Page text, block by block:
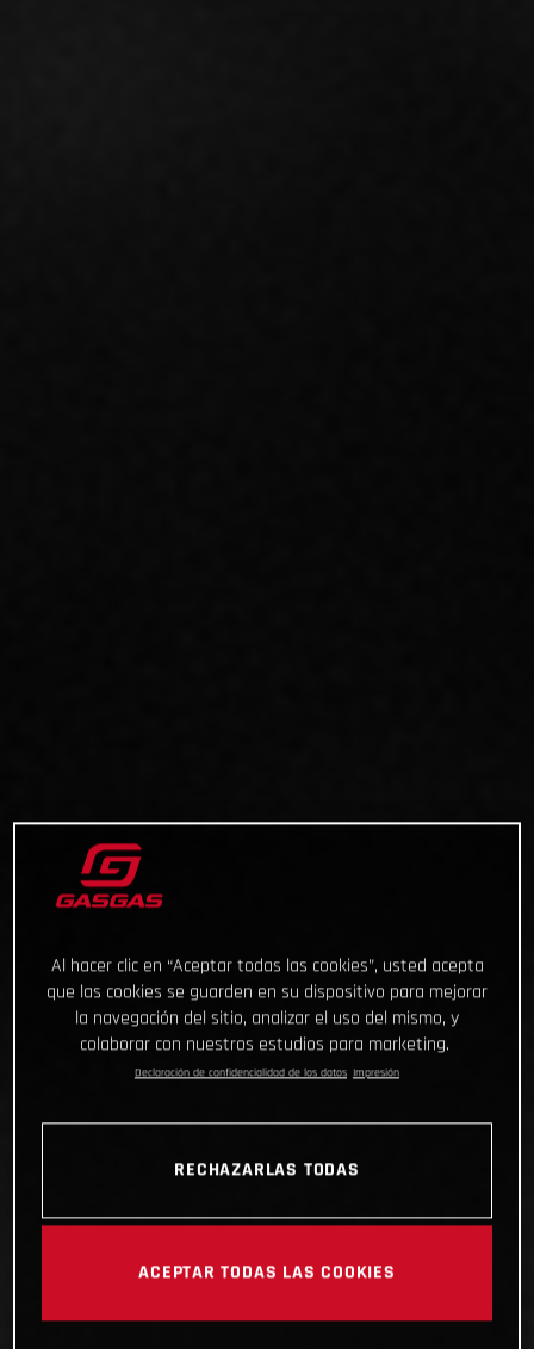
Al hacer clic en “Aceptar todas las cookies”, usted acepta
que las cookies se guarden en su dispositivo para mejorar
la navegación del sitio, analizar el uso del mismo, y
colaborar con nuestros estudios para marketing.
Declaración de confidencialidad de los datos Impresión
RECHAZARLAS TODAS
ACEPTAR TODAS LAS COOKIES